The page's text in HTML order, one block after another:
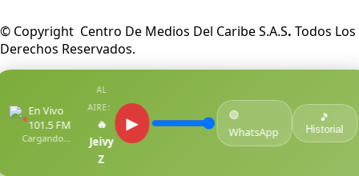
●En Vivo
101.5 FM
Cargando...
AL
AIRE:
🔥
Jeivy
Z
▶
🟢
WhatsApp
🎵
Historial
© Copyright Centro De Medios Del Caribe S.A.S. Todos Los
Derechos Reservados.